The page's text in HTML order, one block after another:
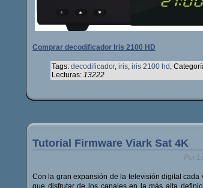
Comprar decodificador Iris 2100 HD
Tags: decodificador, iris, iris 2100 hd ,
Lecturas: 13222
Tutorial Firmware Viark Sat 4K
Por
Con la gran expansión de la televisión digital cada
que disfrutar de los canales en la más alta